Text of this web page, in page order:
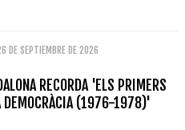
DE SEPTIEMBRE DE 2026
RECORDA 'ELS PRIMERS
DEMOCRÀCIA (1976-1978)'